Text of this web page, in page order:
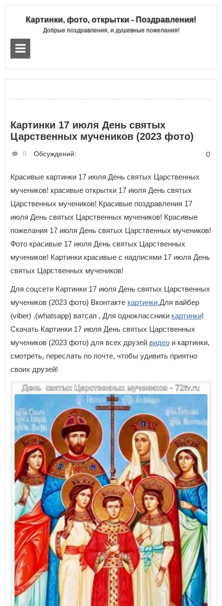
Картинки, фото, открытки - Поздравления!
Добрые поздравления, и душевные пожелания!
Картинки 17 июля День святых
Царственных мучеников (2023 фото)
Обсуждений:
0 0
Красивые картинки 17 июля День святых Царственных
мучеников! красивые открытки 17 июля День святых
Царственных мучеников! Красивые поздравления 17
июля День святых Царственных мучеников! Красивые
пожелания 17 июля День святых Царственных мучеников!
Фото красивые 17 июля День святых Царственных
мучеников! Картинки красивые с надписями 17 июля День
святых Царственных мучеников!
Для соцсети Картинки 17 июля День святых Царственных
мучеников (2023 фото) Вконтакте картинки,Для вайбер
(viber) ,(whatsapp) ватсап , Для одноклассники картинки!
Скачать Картинки 17 июля День святых Царственных
мучеников (2023 фото) для всех друзей видео и картинки,
смотреть, переслать по почте, чтобы удивить приятно
своих друзей!